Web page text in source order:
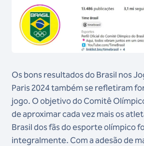
Os bons resultados do Brasil nos
Paris 2024 também se refletiram
jogo. O objetivo do Comitê
de aproximar cada vez mais os
Brasil dos fãs do esporte olímpico
integralmente. Com a adesão de